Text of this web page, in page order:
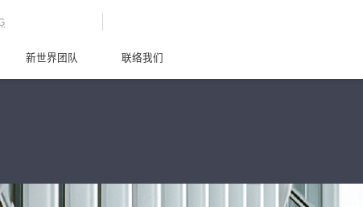
新世界团队 联络我们